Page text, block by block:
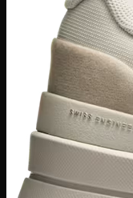
Giày Leo Núi
Giày leo núi
Giày leo núi Nike
Giày Puma
Puma Palermo
Puma Suede
Puma Speedcat
Giày Reebok